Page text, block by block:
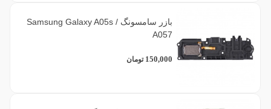
بازر سامسونگ Samsung Galaxy A05s /
A057
150,000 تومان